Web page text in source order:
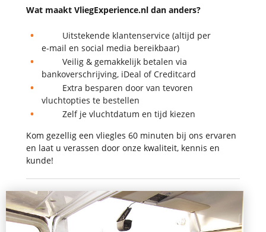
Wat maakt VliegExperience.nl dan anders?
Uitstekende klantenservice (altijd per
e-mail en social media bereikbaar)
Veilig & gemakkelijk betalen via
bankoverschrijving, iDeal of Creditcard
Extra besparen door van tevoren
vluchtopties te bestellen
Zelf je vluchtdatum en tijd kiezen
Kom gezellig een vliegles 60 minuten bij ons ervaren
en laat u verassen door onze kwaliteit, kennis en
kunde!